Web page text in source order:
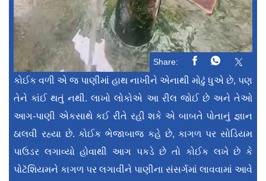
Share:
કોઈક વળી એ જ પાણીમાં હાથ નાખીને એનાથી મોઢું ધુએ છે, પણ
તેને કાંઈ થતું નથી. લાખો લોકોએ આ રીલ જોઈ છે અને તેઓ
આગ-પાણી એકસાથે કઈ રીતે રહી શકે એ બાબતે પોતાનું જ્ઞાન
ઠાલવી રહ્યા છે. કોઈક ભેજાબાજ કહે છે, કાગળ પર સોડિયમ
પાઉડર લગાવ્યો હોવાથી આગ પકડે છે તો કોઈક લખે છે કે
પોટૅશિયમને કાગળ પર લગાવીને પાણીના સંસર્ગમાં લાવવામાં આવે